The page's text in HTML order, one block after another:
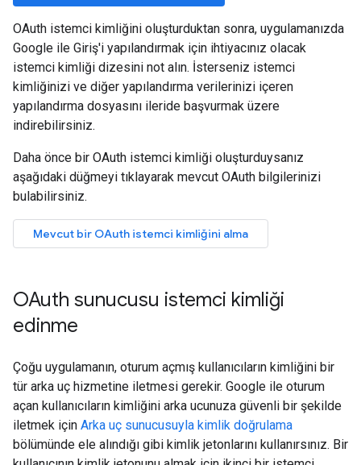
OAuth istemci kimliğini oluşturduktan sonra, uygulamanızda
Google ile Giriş'i yapılandırmak için ihtiyacınız olacak
istemci kimliği dizesini not alın. İsterseniz istemci
kimliğinizi ve diğer yapılandırma verilerinizi içeren
yapılandırma dosyasını ileride başvurmak üzere
indirebilirsiniz.
Daha önce bir OAuth istemci kimliği oluşturduysanız
aşağıdaki düğmeyi tıklayarak mevcut OAuth bilgilerinizi
bulabilirsiniz.
Mevcut bir OAuth istemci kimliğini alma
OAuth sunucusu istemci kimliği
edinme
Çoğu uygulamanın, oturum açmış kullanıcıların kimliğini bir
tür arka uç hizmetine iletmesi gerekir. Google ile oturum
açan kullanıcıların kimliğini arka ucunuza güvenli bir şekilde
iletmek için Arka uç sunucusuyla kimlik doğrulama
bölümünde ele alındığı gibi kimlik jetonlarını kullanırsınız. Bir